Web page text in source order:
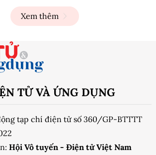
Xem thêm
TỬ VÀ ỨNG DỤNG
tạp chí điện tử số 360/GP-BTTTT
Hội Vô tuyến - Điện tử Việt Nam